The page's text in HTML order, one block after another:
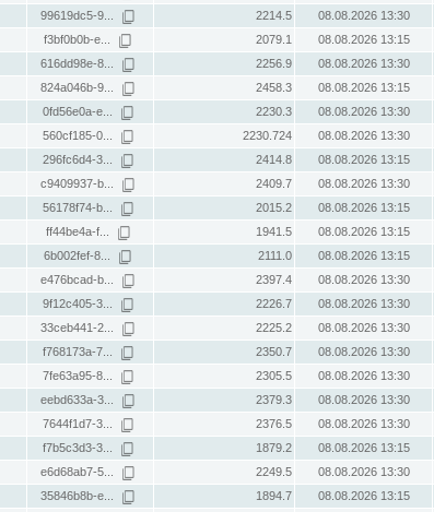
99619dc5-9... 2214.5
08.08.2026 13:30
f3bf0b0b-e... 2079.1
08.08.2026 13:15
616dd98e-8... 2256.9
08.08.2026 13:30
824a046b-9... 2458.3
08.08.2026 13:15
0fd56e0a-e... 2230.3
08.08.2026 13:30
560cf185-0... 2230.724
08.08.2026 13:30
296fc6d4-3... 2414.8
08.08.2026 13:15
c9409937-b... 2409.7
08.08.2026 13:30
56178f74-b... 2015.2
08.08.2026 13:15
ff44be4a-f... 1941.5
08.08.2026 13:15
6b002fef-8... 2111.0
08.08.2026 13:15
e476bcad-b... 2397.4
08.08.2026 13:30
9f12c405-3... 2226.7
08.08.2026 13:30
33ceb441-2... 2225.2
08.08.2026 13:30
f768173a-7... 2350.7
08.08.2026 13:30
7fe63a95-8... 2305.5
08.08.2026 13:30
eebd633a-3... 2379.3
08.08.2026 13:30
7644f1d7-3... 2376.5
08.08.2026 13:30
f7b5c3d3-3... 1879.2
08.08.2026 13:15
e6d68ab7-5... 2249.5
08.08.2026 13:30
35846b8b-e... 1894.7
08.08.2026 13:15